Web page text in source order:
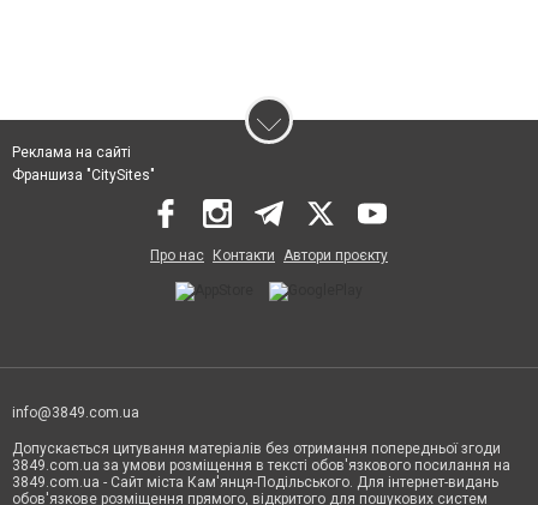
Реклама на сайті
Франшиза "CitySites"
Про нас Контакти Автори проєкту
info@3849.com.ua
Допускається цитування матеріалів без отримання попередньої згоди
3849.com.ua за умови розміщення в тексті обов'язкового посилання на
3849.com.ua - Сайт міста Кам'янця-Подільського. Для інтернет-видань
обов'язкове розміщення прямого, відкритого для пошукових систем